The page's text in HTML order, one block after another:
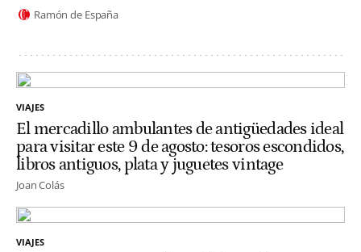
Ramón de España
VIAJES
El mercadillo ambulantes de antigüedades ideal
para visitar este 9 de agosto: tesoros escondidos,
libros antiguos, plata y juguetes vintage
Joan Colás
VIAJES